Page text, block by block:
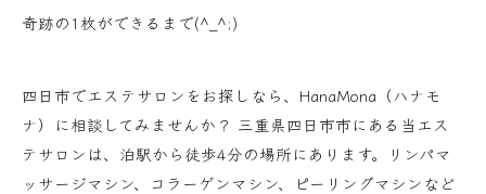
奇跡の1枚ができるまで(^_^;)
四日市でエステサロンをお探しなら、HanaMona（ハナモ
ナ）に相談してみませんか？ 三重県四日市市にある当エス
テサロンは、泊駅から徒歩4分の場所にあります。リンパマ
ッサージマシン、コラーゲンマシン、ピーリングマシンなど